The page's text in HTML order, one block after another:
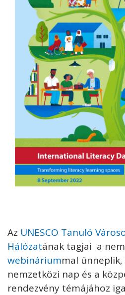
Az UNESCO Tanuló
Hálózatának tagjai a
webináriummal
nemzetközi nap és a
rendezvény témájához